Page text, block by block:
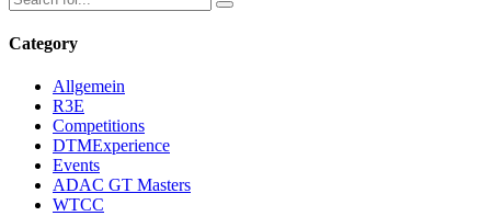
Category
Allgemein
R3E
Competitions
DTMExperience
Events
ADAC GT Masters
WTCC